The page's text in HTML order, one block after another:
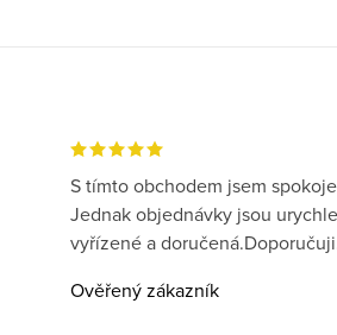
S tímto obchodem jsem
Jednak objednávky jsou
vyřízené a
Ověřený zákazník